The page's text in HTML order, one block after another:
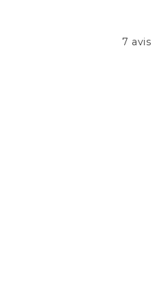
7 avis